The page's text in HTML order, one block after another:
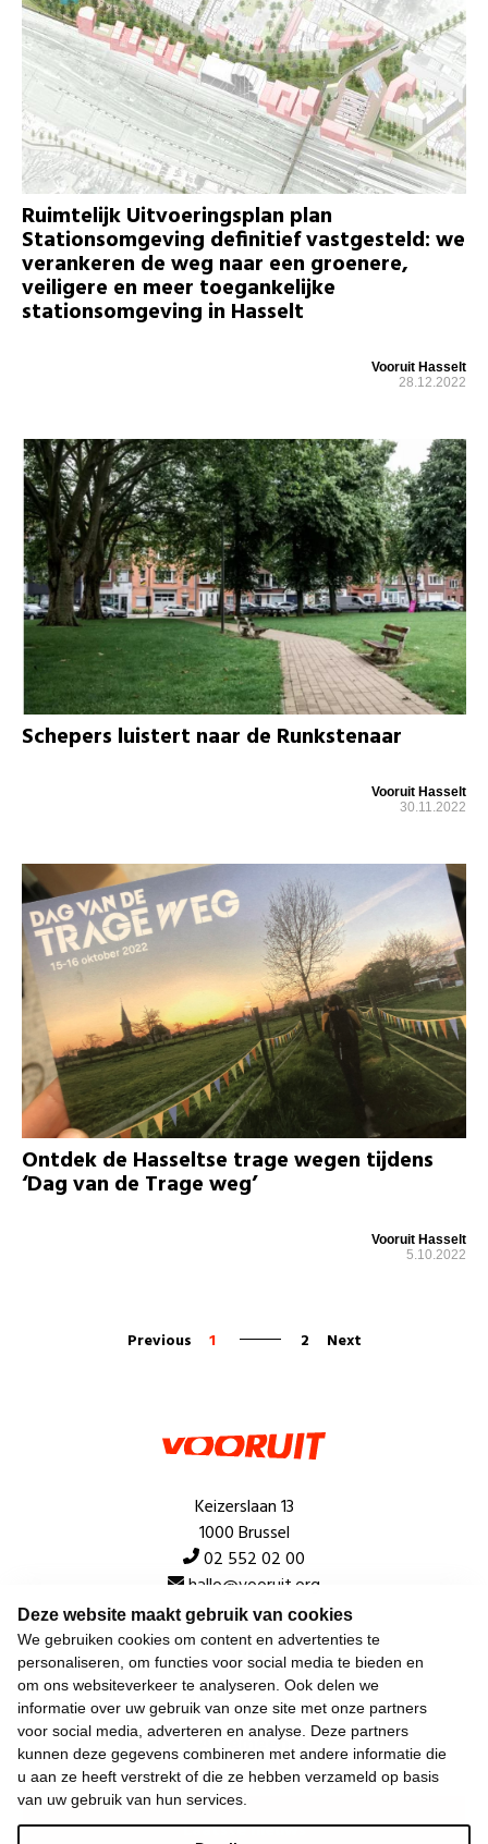
Deze website maakt gebruik van cookies
We gebruiken cookies om content en advertenties te
personaliseren, om functies voor social media te bieden en
om ons websiteverkeer te analyseren. Ook delen we
informatie over uw gebruik van onze site met onze partners
voor social media, adverteren en analyse. Deze partners
kunnen deze gegevens combineren met andere informatie die
u aan ze heeft verstrekt of die ze hebben verzameld op basis
van uw gebruik van hun services.
Ruimtelijk Uitvoeringsplan plan
Stationsomgeving definitief vastgesteld: we
verankeren de weg naar een groenere,
veiligere en meer toegankelijke
stationsomgeving in Hasselt
Vooruit Hasselt
28.12.2022
Schepers luistert naar de Runkstenaar
Vooruit Hasselt
30.11.2022
Ontdek de Hasseltse trage wegen tijdens
‘Dag van de Trage weg’
Vooruit Hasselt
5.10.2022
Previous 1 2 Next
Keizerslaan 13
1000 Brussel
02 552 02 00
hallo@vooruit.org
Snel
Over de beweging
Algemeen
Laatste nieuws